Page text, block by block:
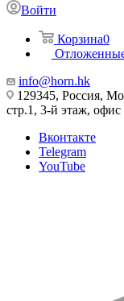
Войти
Корзина0
info@horn.hk
129345, Россия,
стр.1, 3-й этаж, офис
Вконтакте
Telegram
YouTube